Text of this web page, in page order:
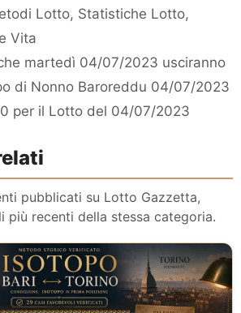
Lotto, Statistiche Lotto,
Vita
martedì 04/07/2023 usciranno
di Nonno Baroreddu 04/07/2023
per il Lotto del 04/07/2023
pubblicati su Lotto Gazzetta,
più recenti della stessa categoria.